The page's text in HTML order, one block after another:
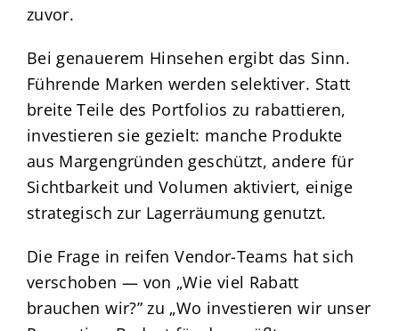
zuvor.
Bei genauerem Hinsehen ergibt das Sinn.
Führende Marken werden selektiver. Statt
breite Teile des Portfolios zu rabattieren,
investieren sie gezielt: manche Produkte
aus Margengründen geschützt, andere für
Sichtbarkeit und Volumen aktiviert, einige
strategisch zur Lagerräumung genutzt.
Die Frage in reifen Vendor-Teams hat sich
verschoben — von „Wie viel Rabatt
brauchen wir?” zu „Wo investieren wir unser